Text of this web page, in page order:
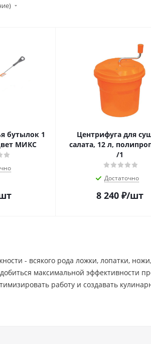
бутылок 1
МИКС
Центрифуга для
салата, 12 л,
/1
Достаточно
8 240₽/шт
- всякого рода ложки, лопатки,
максимальной эффективности
работу и создавать